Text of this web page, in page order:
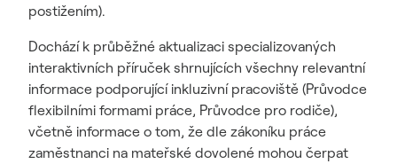
postižením).
Dochází k průběžné aktualizaci specializovaných
interaktivních příruček shrnujících všechny relevantní
informace podporující inkluzivní pracoviště (Průvodce
flexibilními formami práce, Průvodce pro rodiče),
včetně informace o tom, že dle zákoníku práce
zaměstnanci na mateřské dovolené mohou čerpat